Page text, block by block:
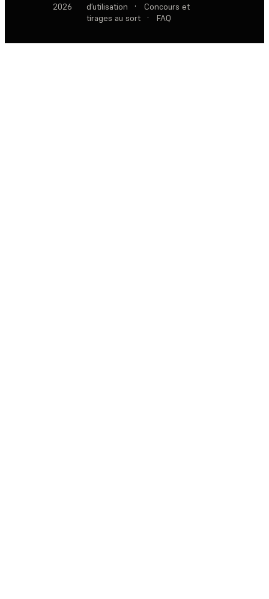
2026
d’utilisation
·
Concours et
tirages au sort
· FAQ